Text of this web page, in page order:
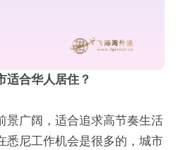
适合华人居住？
景广阔，适合追求高节奏生活
悉尼工作机会是很多的，城市